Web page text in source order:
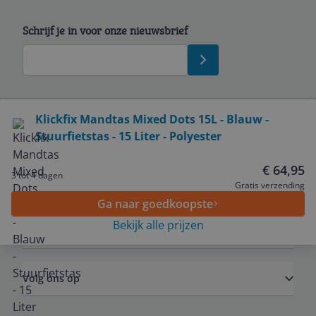
Klickfix Mandtas Mixed Dots 15L - Blauw -
Stuurfietstas - 15 Liter - Polyester
3 tot 4 dagen € 64,95
Gratis verzending
Ga naar goedkoopste
Bekijk alle prijzen
Schrijf je in voor onze nieuwsbrief
Service
Algemeen
Volg ons op